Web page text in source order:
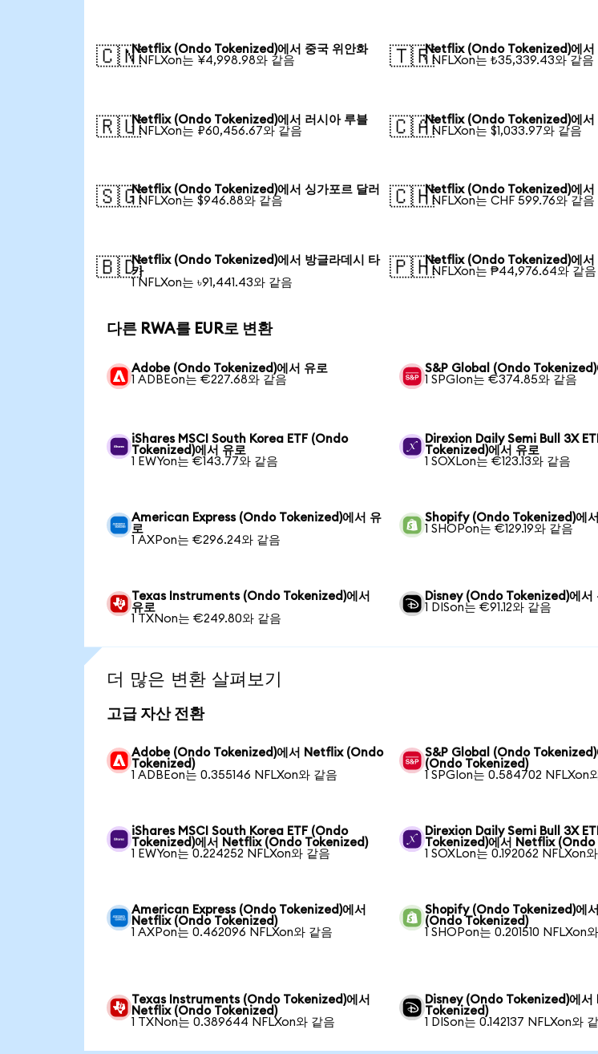
🇨🇳Netflix (Ondo Tokenized)에서 중국 위안화
1 NFLXon는 ¥4,998.98와 같음
🇹🇷Netflix (Ondo Tokenized)에서
1 NFLXon는 ₺35,339.43와 같음
🇷🇺Netflix (Ondo Tokenized)에서 러시아 루블
1 NFLXon는 ₽60,456.67와 같음
🇨🇦Netflix (Ondo Tokenized)에서
1 NFLXon는 $1,033.97와 같음
🇸🇬Netflix (Ondo Tokenized)에서 싱가포르 달러
1 NFLXon는 $946.88와 같음
🇨🇭Netflix (Ondo Tokenized)에서
1 NFLXon는 CHF 599.76와 같음
🇧🇩Netflix (Ondo Tokenized)에서 방글라데시 타
카
1 NFLXon는 ৳91,441.43와 같음
🇵🇭Netflix (Ondo Tokenized)에서
1 NFLXon는 ₱44,976.64와 같음
다른 RWA를 EUR로 변환
Adobe (Ondo Tokenized)에서 유로
1 ADBEon는 €227.68와 같음
S&P Global (Ondo Tokenized)
1 SPGIon는 €374.85와 같음
iShares MSCI South Korea ETF (Ondo
Tokenized)에서 유로
1 EWYon는 €143.77와 같음
Direxion Daily Semi Bull 3X
Tokenized)에서 유로
1 SOXLon는 €123.13와 같음
American Express (Ondo Tokenized)에서 유
로
1 AXPon는 €296.24와 같음
Shopify (Ondo Tokenized)에
1 SHOPon는 €129.19와 같음
Texas Instruments (Ondo Tokenized)에서
유로
1 TXNon는 €249.80와 같음
Disney (Ondo Tokenized)에서
1 DISon는 €91.12와 같음
더 많은 변환 살펴보기
고급 자산 전환
Adobe (Ondo Tokenized)에서 Netflix (Ondo
Tokenized)
1 ADBEon는 0.355146 NFLXon와 같음
S&P Global (Ondo
(Ondo Tokenized)
1 SPGIon는 0.584702 NFLXon
iShares MSCI South Korea ETF (Ondo
Tokenized)에서 Netflix (Ondo Tokenized)
1 EWYon는 0.224252 NFLXon와 같음
Direxion Daily Semi Bull 3X
Tokenized)에서 Netflix (Ondo
1 SOXLon는 0.192062 NFLXon
American Express (Ondo Tokenized)에서
Netflix (Ondo Tokenized)
1 AXPon는 0.462096 NFLXon와 같음
Shopify (Ondo Tokenized)에
(Ondo Tokenized)
1 SHOPon는 0.201510 NFLXon
Texas Instruments (Ondo Tokenized)에서
Netflix (Ondo Tokenized)
1 TXNon는 0.389644 NFLXon와 같음
Disney (Ondo Tokenized)에
Tokenized)
1 DISon는 0.142137 NFLXon와